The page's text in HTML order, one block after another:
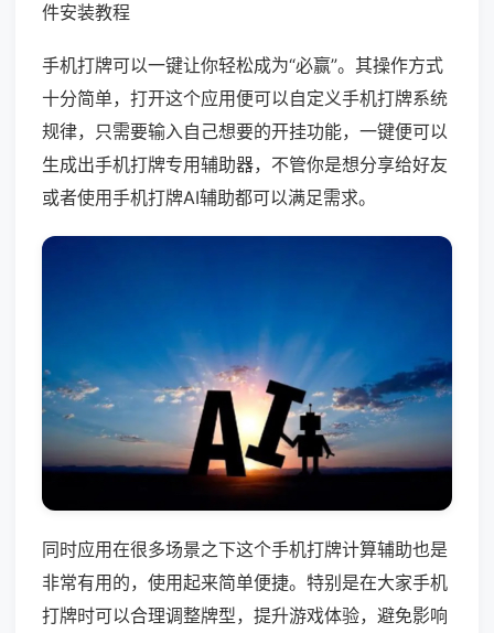
件安装教程
手机打牌可以一键让你轻松成为“必赢”。其操作方式
十分简单，打开这个应用便可以自定义手机打牌系统
规律，只需要输入自己想要的开挂功能，一键便可以
生成出手机打牌专用辅助器，不管你是想分享给好友
或者使用手机打牌AI辅助都可以满足需求。
同时应用在很多场景之下这个手机打牌计算辅助也是
非常有用的，使用起来简单便捷。特别是在大家手机
打牌时可以合理调整牌型，提升游戏体验，避免影响